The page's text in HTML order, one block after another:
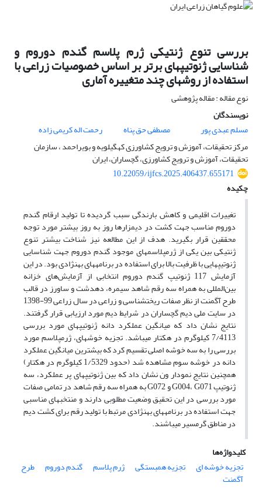
بررسی تنوع ژنتیکی ژرم پلاسم گندم دوروم و
شناسایی ژنوتیپ‏های برتر بر اساس خصوصیات زراعی با
استفاده از روش‏های چند متغییره آماری
نوع مقاله : مقاله پژوهشی
نویسندگان
مسلم عبدی پور
مصطفی حق پناه
رحمت اله کریمی زاده
مرکز تحقیقات، آموزش و ترویج کشاورزی کهگیلویه و بویراحمد ، سازمان
تحقیقات، آموزش و ترویج کشاورزی، گچساران، ایران
10.22059/ijfcs.2025.406437.655171
چکیده
تغییرات اقلیمی و کاهش بارندگی سبب گردیده تا تولید ارقام گندم
دوروم مناسب جهت کشت در دیمزارها روز به روز بیشتر مورد توجه
محققین قرار بگیرید. هدف از این مطالعه نیز شناخت بیشتر تنوع
ژنتیکی بین یکی از ژرم‏پلاسم‏های موجود گندم دوروم جهت شناسایی
ژنوتیپ‏هایی با ظرفیت بالا برای استفاده در برنامه‏های به‏نژادی بود. در این
آزمایش 117 ژنوتیپ گندم دوروم انتخابی از آزمایش‌های خزانه
بین‌المللی به همراه سه رقم شاهد سیمره، دهدشت و ساورز در قالب
طرح آگمنت از نظر صفات ریخت‎‏شناسی و زراعی در سال زراعی 99-1398
در سایت ملی دیم گچساران در شرایط دیم مورد ارزیابی قرار گرفتند.
نتایج نشان داد که میانگین عملکرد دانه ژنوتیپ‏های مورد بررسی
7/4113 کیلوگرم در هکتار می‏باشد. تجزیه خوشه‏ای، ژرم‏پلاسم مورد
بررسی را به سه خوشه اصلی تقسیم کرد که بیشترین میانگین عملکرد
دانه در خوشه سوم مشاهده شد (حدود 1/5329 کیلوگرم در هکتار)
همچنین نتایج نمودار ون نشان داد که بین ژنوتیپ‏های پر عملکرد، سه
ژنوتیپ G004، G071 و G072 به همراه سه رقم شاهد در تمامی صفات
مورد بررسی در این تحقیق وضعیت مطلوبی دارند و منتخب‏های مناسبی
جهت استفاده در برنامه‏های به‏نژادی مرتبط با تولید رقم برای کشت دیم
در مناطق گرمسیر می‏باشند.
کلیدواژه‌ها
تجزیه خوشه ‏ای
تجزیه همبستگی ژرم پلاسم گندم دوروم طرح
آگمنت